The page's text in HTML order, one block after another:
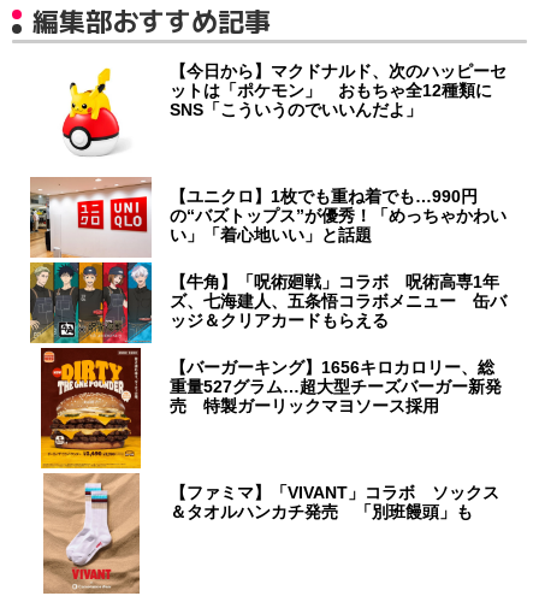
編集部おすすめ記事
【今日から】マクドナルド、次のハッピーセ
ットは「ポケモン」 おもちゃ全12種類に
SNS「こういうのでいいんだよ」
【ユニクロ】1枚でも重ね着でも…990円
の“バズトップス”が優秀！「めっちゃかわい
い」「着心地いい」と話題
【牛角】「呪術廻戦」コラボ 呪術高専1年
ズ、七海建人、五条悟コラボメニュー 缶バ
ッジ＆クリアカードもらえる
【バーガーキング】1656キロカロリー、総
重量527グラム…超大型チーズバーガー新発
売 特製ガーリックマヨソース採用
【ファミマ】「VIVANT」コラボ ソックス
＆タオルハンカチ発売 「別班饅頭」も